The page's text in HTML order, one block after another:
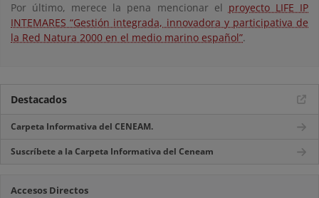
Por último, merece la pena mencionar el proyecto LIFE IP
INTEMARES “Gestión integrada, innovadora y participativa de
la Red Natura 2000 en el medio marino español”.
Destacados
Carpeta Informativa del CENEAM.
Suscríbete a la Carpeta Informativa del Ceneam
Accesos Directos